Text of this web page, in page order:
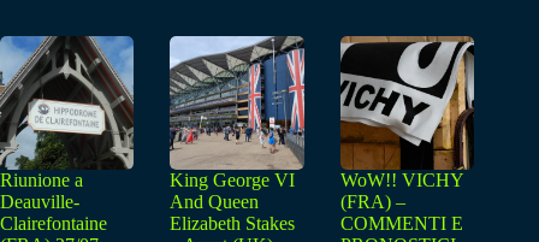
Riunione a
Deauville-
Clairefontaine
King George VI
And Queen
Elizabeth Stakes
WoW!! VICHY
(FRA) –
COMMENTI E